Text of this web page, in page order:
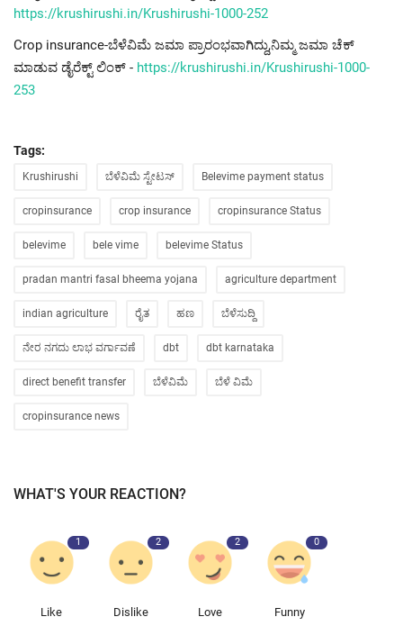
https://krushirushi.in/Krushirushi-1000-252
Crop insurance-ಬೆಳೆವಿಮೆ ಜಮಾ ಪ್ರಾರಂಭವಾಗಿದ್ದು,ನಿಮ್ಮ ಜಮಾ ಚೆಕ್
ಮಾಡುವ ಡೈರೆಕ್ಟ್ ಲಿಂಕ್ - https://krushirushi.in/Krushirushi-1000-
253
Tags:
Krushirushi ಬೆಳೆವಿಮೆ ಸ್ಟೇಟಸ್ Belevime payment status
cropinsurance crop insurance cropinsurance Status
belevime bele vime belevime Status
pradan mantri fasal bheema yojana agriculture department
indian agriculture ರೈತ ಹಣ ಬೆಳೆಸುದ್ದಿ
ನೇರ ನಗದು ಲಾಭ ವರ್ಗಾವಣೆ dbt dbt karnataka
direct benefit transfer ಬೆಳೆವಿಮೆ ಬೆಳೆ ವಿಮೆ
cropinsurance news
WHAT'S YOUR REACTION?
1
Like
2
Dislike
2
Love
0
Funny